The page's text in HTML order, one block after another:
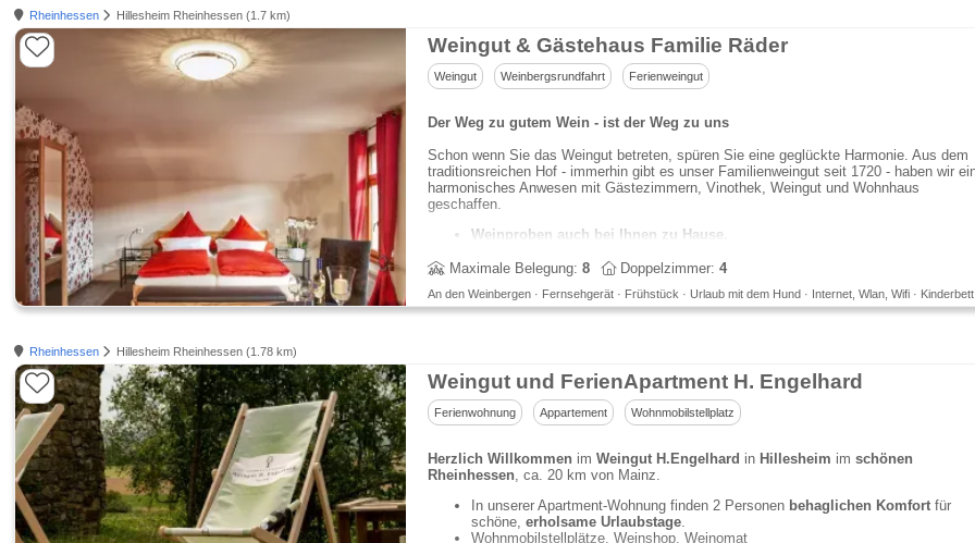
Rheinhessen Hillesheim Rheinhessen (1.7 km)
Weingut & Gästehaus Familie Räder
Weingut Weinbergsrundfahrt Ferienweingut
Der Weg zu gutem Wein - ist der Weg zu uns
Schon wenn Sie das Weingut betreten, spüren Sie eine geglückte Harmonie. Aus dem
traditionsreichen Hof - immerhin gibt es unser Familienweingut seit 1720 - haben wir
harmonisches Anwesen mit Gästezimmern, Vinothek, Weingut und Wohnhaus
geschaffen.
Weinproben auch bei Ihnen zu Hause.
Maximale Belegung: 8 Doppelzimmer: 4
An den Weinbergen · Fernsehgerät · Frühstück · Urlaub mit dem Hund · Internet, Wlan, Wifi · Kinderbett
Rheinhessen Hillesheim Rheinhessen (1.78 km)
Weingut und FerienApartment H. Engelhard
Ferienwohnung Appartement Wohnmobilstellplatz
Herzlich Willkommen im Weingut H.Engelhard in Hillesheim im schönen
Rheinhessen , ca. 20 km von Mainz.
In unserer Apartment-Wohnung finden 2 Personen behaglichen Komfortfür
schöne, erholsame Urlaubstage.
Wohnmobilstellplätze, Weinshop, Weinomat